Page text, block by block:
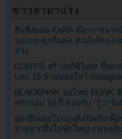
ข่าวล่ามาแรง
ฮันซึงยอน KARA มีอาการจา
รองกระดูกต้นคอ ต้นสังกัดแจ
ห่วง
CORTIS สร้างสถิติใหม่! ขึ้นแ
แตะ 15 ล้านฟอลโลว์
BLACKPINK ขอโทษ BLINK
ครบรอบ 10 ปี ยอมรับ “รู้ว่าวั
ยูอาอินเผยโมเมนต์สนิทกับเพื่
หายจากสื่อไปพักใหญ่ แฟนๆจั